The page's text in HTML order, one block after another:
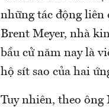
những tác động liên
Brent Meyer, nhà
bầu cử năm nay là
hộ sít sao của hai
Tuy nhiên, theo ông